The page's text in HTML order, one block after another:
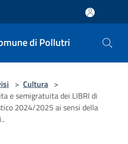
di Pollutri
> Cultura >
e semigratuita dei LIBRI di
2024/2025 ai sensi della